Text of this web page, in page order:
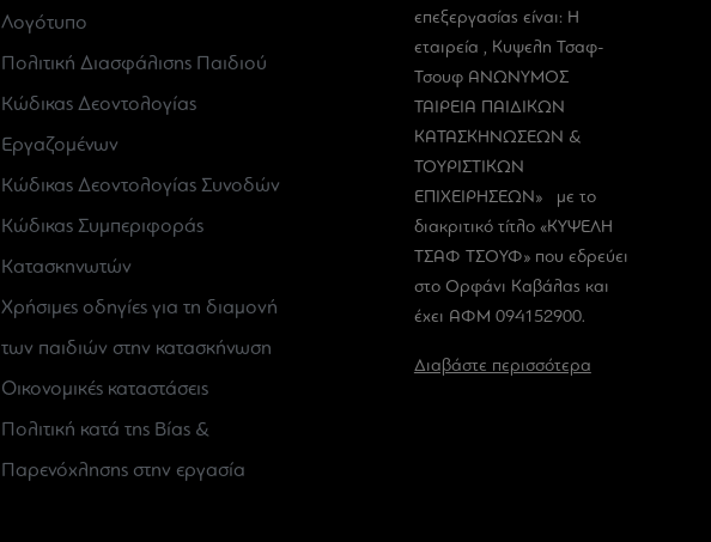
Λογότυπο
Πολιτική Διασφάλισης Παιδιού
Κώδικας Δεοντολογίας
Εργαζομένων
Κώδικας Δεοντολογίας Συνοδών
Κώδικας Συμπεριφοράς
Κατασκηνωτών
Χρήσιμες οδηγίες για τη διαμονή
των παιδιών στην κατασκήνωση
Οικονομικές καταστάσεις
Πολιτική κατά της Βίας &
Παρενόχλησης στην εργασία
επεξεργασίας είναι: Η
εταιρεία , Κυψελη Τσαφ-
Τσουφ ΑΝΩΝΥΜΟΣ
ΤΑΙΡΕΙΑ ΠΑΙΔΙΚΩΝ
ΚΑΤΑΣΚΗΝΩΣΕΩΝ &
ΤΟΥΡΙΣΤΙΚΩΝ
ΕΠΙΧΕΙΡΗΣΕΩΝ» με το
διακριτικό τίτλο «ΚΥΨΕΛΗ
ΤΣΑΦ ΤΣΟΥΦ» που εδρεύει
στο Ορφάνι Καβάλας και
έχει ΑΦΜ 094152900.
Διαβάστε περισσότερα